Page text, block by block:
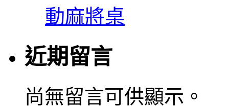
動麻將桌
近期留言
尚無留言可供顯示。